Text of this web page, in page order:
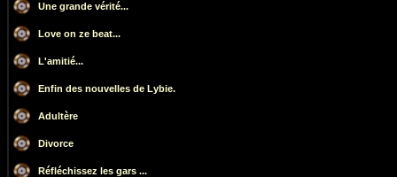
Une grande vérité...
Love on ze beat...
L'amitié...
Enfin des nouvelles de Lybie.
Adultère
Divorce
Réfléchissez les gars ...